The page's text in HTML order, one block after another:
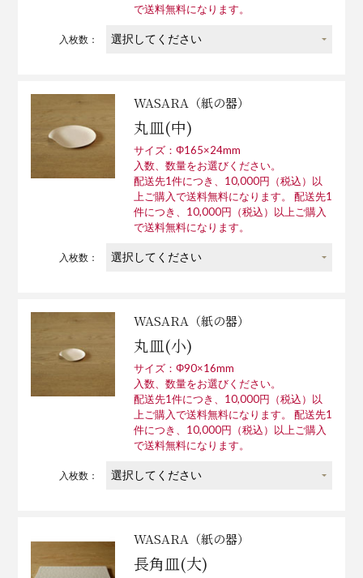
で送料無料になります。
入枚数：
WASARA（紙の器）
丸皿(中)
サイズ：Φ165×24mm
入数、数量をお選びください。
配送先1件につき、10,000円（税込）以
上ご購入で送料無料になります。 配送先1
件につき、10,000円（税込）以上ご購入
で送料無料になります。
入枚数：
WASARA（紙の器）
丸皿(小)
サイズ：Φ90×16mm
入数、数量をお選びください。
配送先1件につき、10,000円（税込）以
上ご購入で送料無料になります。 配送先1
件につき、10,000円（税込）以上ご購入
で送料無料になります。
入枚数：
WASARA（紙の器）
長角皿(大)